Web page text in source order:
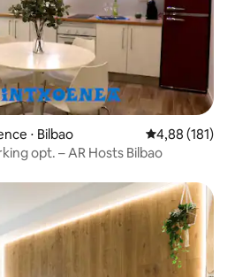
⋅ Bilbao Évaluation
4,88 (181)
opt. – AR Hosts Bilbao